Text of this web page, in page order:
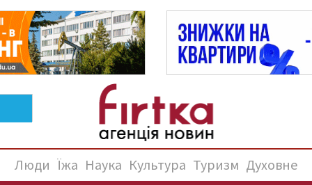
Люди Їжа Наука Культура Туризм Духовне